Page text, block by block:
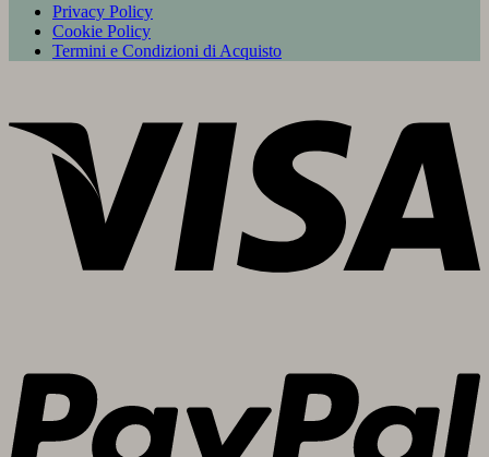
Privacy Policy
Cookie Policy
Termini e Condizioni di Acquisto